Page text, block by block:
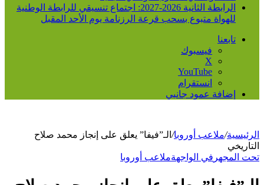
الرابطة الثانية 2026-2027: اجتماع تنسيقي للرابطة الوطنية
للهواة متبوع بسحب قرعة الرزنامة يوم الأحد المقبل
تابعنا
فيسبوك
‫X
‫YouTube
انستقرام
إضافة عمود جانبي
الرئيسية/ملاعب أوروبا/ الـ”فيفا” يعلق على إنجاز محمد صلاح
التاريخي
تحت المجهر في الواجهةملاعب أوروبا